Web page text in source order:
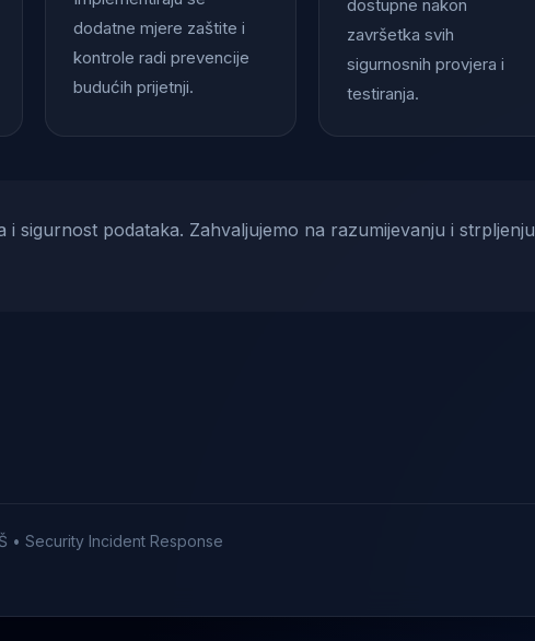
dodatne mjere zaštite i
kontrole radi prevencije
budućih prijetnji.
dostupne nakon
završetka svih
sigurnosnih provjera i
testiranja.
sigurnost podataka. Zahvaljujemo na razumijevanju i strpljenju
• Security Incident Response